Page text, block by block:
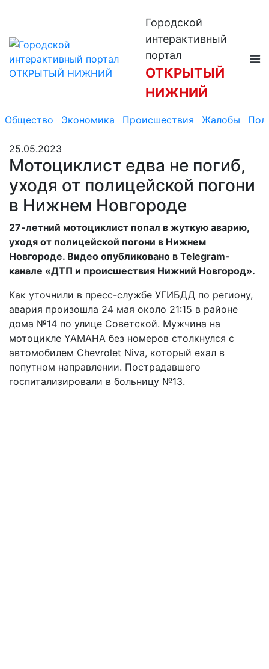
Городской
интерактивный
портал
ОТКРЫТЫЙ
НИЖНИЙ
Общество Экономика Происшествия Жалобы
25.05.2023
Мотоциклист едва не погиб,
уходя от полицейской погони
в Нижнем Новгороде
27-летний мотоциклист попал в жуткую аварию,
уходя от полицейской погони в Нижнем
Новгороде. Видео опубликовано в Telegram-
канале «ДТП и происшествия Нижний Новгород».
Как уточнили в пресс-службе УГИБДД по региону,
авария произошла 24 мая около 21:15 в районе
дома №14 по улице Советской. Мужчина на
мотоцикле YAMAHA без номеров столкнулся с
автомобилем Chevrolet Niva, который ехал в
попутном направлении. Пострадавшего
госпитализировали в больницу №13.